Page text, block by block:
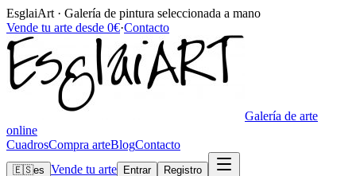
EsglaiArt · Galería de pintura seleccionada a mano
Vende tu arte desde 0€·Contacto
Galería de arte
online
CuadrosCompra arteBlogContacto
🇪🇸es Vende tu arte Entrar Registro